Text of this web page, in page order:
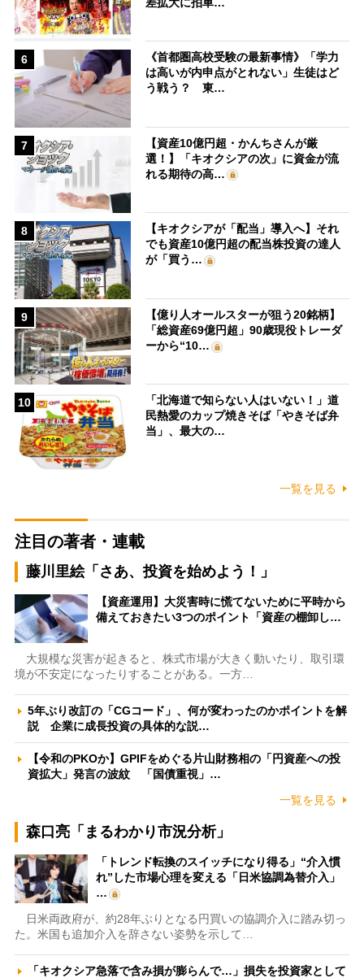
6
《首都圏高校受験の最新事情》「学力
は高いが内申点がとれない」生徒はど
う戦う？ 東…
7
【資産10億円超・かんちさんが厳
選！】「キオクシアの次」に資金が流
れる期待の高…
8
【キオクシアが「配当」導入へ】それ
でも資産10億円超の配当株投資の達人
が「買う…
9
【億り人オールスターが狙う20銘柄】
「総資産69億円超」90歳現役トレーダ
ーから“10…
10
「北海道で知らない人はいない！」道
民熱愛のカップ焼きそば「やきそば弁
当」、最大の…
一覧を見る
注目の著者・連載
藤川里絵「さあ、投資を始めよう！」
【資産運用】大災害時に慌てないために平時から
備えておきたい3つのポイント「資産の棚卸し…
大規模な災害が起きると、株式市場が大きく動いたり、取引環
境が不安定になったりすることがある。一方…
5年ぶり改訂の「CGコード」、何が変わったのかポイントを解
説 企業に成長投資の具体的な説…
【令和のPKOか】GPIFをめぐる片山財務相の「円資産への投
資拡大」発言の波紋 「国債重視」…
一覧を見る
森口亮「まるわかり市況分析」
「トレンド転換のスイッチになり得る」“介入慣
れ”した市場心理を変える「日米協調為替介入」
…
日米両政府が、約28年ぶりとなる円買いの協調介入に踏み切っ
た。米国も追加介入を辞さない姿勢を示して…
「キオクシア急落で含み損が膨らんで…」損失を投資家として